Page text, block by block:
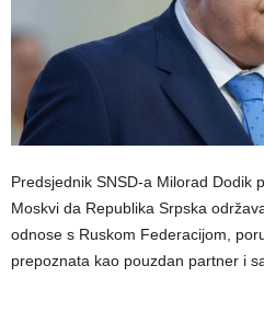
Predsjednik SNSD-a Milorad Dodik
Moskvi da Republika Srpska
odnose s Ruskom Federacijom,
prepoznata kao pouzdan partner i